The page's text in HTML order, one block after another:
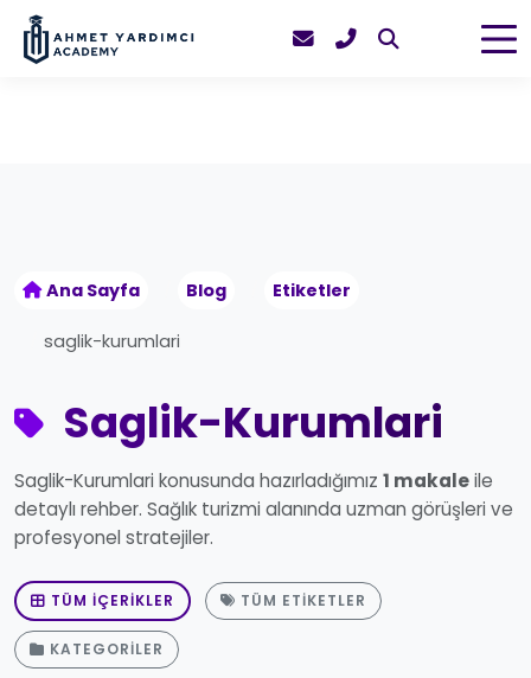
Ana Sayfa Blog Etiketler
saglik-kurumlari
Saglik-Kurumlari
Saglik-Kurumlari konusunda hazırladığımız 1 makaleile
detaylı rehber. Sağlık turizmi alanında uzman görüşleri ve
profesyonel stratejiler.
TÜM İÇERIKLER TÜM ETIKETLER
KATEGORILER